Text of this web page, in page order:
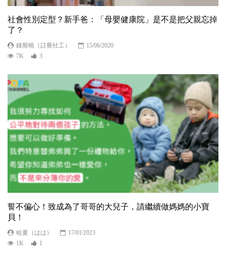
社會性別定型？新手爸：「母嬰健康院」是不是把父親忘掉
了？
鍾斯曉（註冊社工）
15/06/2020
7K
3
誓不偏心！致成為了哥哥的大兒子，請繼續做媽媽的小寶
貝！
哈夏（はは）
17/01/2023
1K
1